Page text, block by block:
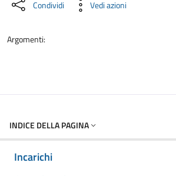
Condividi Vedi azioni
Argomenti:
INDICE DELLA PAGINA
Incarichi